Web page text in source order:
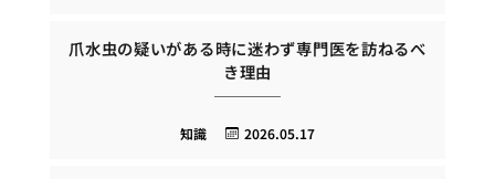
爪水虫の疑いがある時に迷わず専門医を訪ねるべ
き理由
2026.05.17
知識